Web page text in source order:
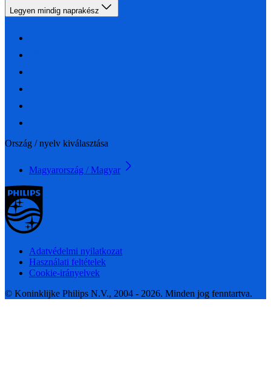
Legyen mindig naprakész
Ország / nyelv kiválasztása
Magyarország / Magyar
Adatvédelmi nyilatkozat
Használati feltételek
Cookie-irányelvek
© Koninklijke Philips N.V., 2004 - 2026. Minden jog fenntartva.